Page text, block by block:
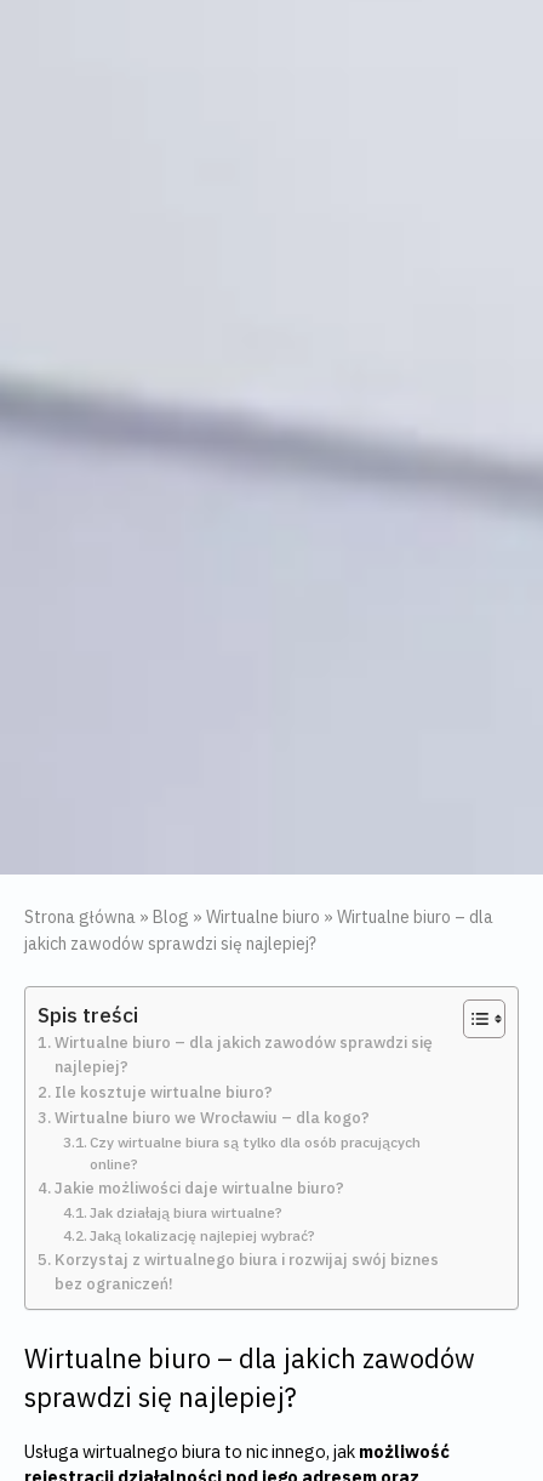
Strona główna » Blog » Wirtualne biuro » Wirtualne biuro – dla
jakich zawodów sprawdzi się najlepiej?
Spis treści
Wirtualne biuro – dla jakich zawodów sprawdzi się
najlepiej?
Ile kosztuje wirtualne biuro?
Wirtualne biuro we Wrocławiu – dla kogo?
Czy wirtualne biura są tylko dla osób pracujących
online?
Jakie możliwości daje wirtualne biuro?
Jak działają biura wirtualne?
Jaką lokalizację najlepiej wybrać?
Korzystaj z wirtualnego biura i rozwijaj swój biznes
bez ograniczeń!
Wirtualne biuro – dla jakich zawodów
sprawdzi się najlepiej?
Usługa wirtualnego biura to nic innego, jak możliwość
rejestracji działalności pod jego adresem oraz